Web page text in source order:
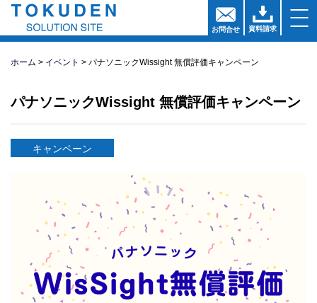
お問合せ 資料請求
ホーム イベント パナソニックWissight 無償評価キャンペーン
パナソニックWissight 無償評価キャンペーン
キャンペーン